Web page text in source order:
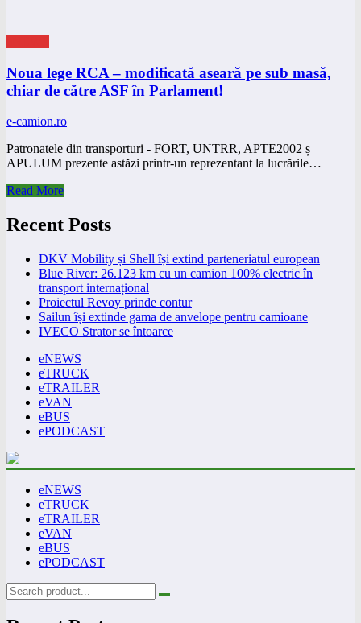
Noua lege RCA – modificată aseară pe sub masă,
chiar de către ASF în Parlament!
e-camion.ro
Patronatele din transporturi - FORT, UNTRR, APTE2002 ș
APULUM prezente astăzi printr-un reprezentant la lucrările…
Read More
Recent Posts
DKV Mobility și Shell își extind parteneriatul european
Blue River: 26.123 km cu un camion 100% electric în
transport internațional
Proiectul Revoy prinde contur
Sailun își extinde gama de anvelope pentru camioane
IVECO Strator se întoarce
eNEWS
eTRUCK
eTRAILER
eVAN
eBUS
ePODCAST
eNEWS
eTRUCK
eTRAILER
eVAN
eBUS
ePODCAST